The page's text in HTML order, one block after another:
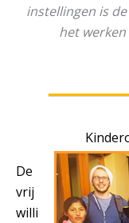
instellingen is
het
De
vrij
willi